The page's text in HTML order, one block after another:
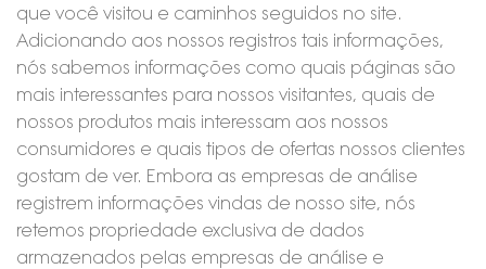
que você visitou e caminhos seguidos no site.
Adicionando aos nossos registros tais informações,
nós sabemos informações como quais páginas são
mais interessantes para nossos visitantes, quais de
nossos produtos mais interessam aos nossos
consumidores e quais tipos de ofertas nossos clientes
gostam de ver. Embora as empresas de análise
registrem informações vindas de nosso site, nós
retemos propriedade exclusiva de dados
armazenados pelas empresas de análise e